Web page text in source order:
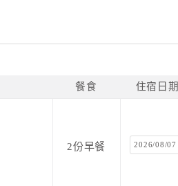
餐食 住宿日期
2份早餐 2026/08/07